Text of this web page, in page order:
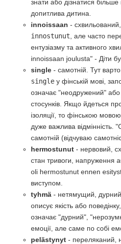
знати або дізнатися
допитлива дитина.
innoissaan -
innostunut , але часто
ентузіазму та активного
innoissaan joulusta" - Діти
single - самотній. Тут
single у фінській мові,
означає "неодружений" або
стосунків. Якщо йдеться
ізоляції, то фінською
дуже важлива відмінність.
самотній (відчуваю
hermostunut - нервовий,
стан тривоги, напруження
oli hermostunut ennen
виступом.
tyhmä - нетямущий,
описує якість або
означає "дурний",
емоції, але саме по собі
pelästynyt - переляканий,